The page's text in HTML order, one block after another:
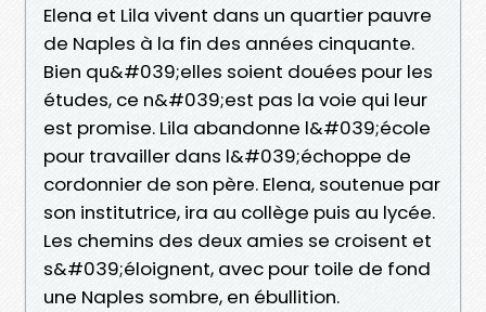
Elena et Lila vivent dans un quartier pauvre
de Naples à la fin des années cinquante.
Bien qu&#039;elles soient douées pour les
études, ce n&#039;est pas la voie qui leur
est promise. Lila abandonne l&#039;école
pour travailler dans l&#039;échoppe de
cordonnier de son père. Elena, soutenue par
son institutrice, ira au collège puis au lycée.
Les chemins des deux amies se croisent et
s&#039;éloignent, avec pour toile de fond
une Naples sombre, en ébullition.